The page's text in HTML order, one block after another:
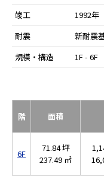
竣工
1992年
耐震
新耐震
規模・構造
1F - 6F
階 面積
6F
71.84 坪
237.49 ㎡